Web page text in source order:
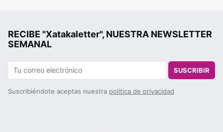
RECIBE "Xatakaletter", NUESTRA NEWSLETTER
SEMANAL
SUSCRIBIR
Suscribiéndote aceptas nuestra política de privacidad